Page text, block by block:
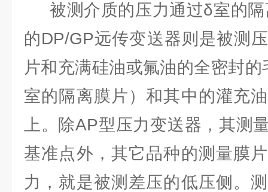
被测介质的压力通过δ室的隔
的DP/GP远传变送器则是被测
片和充满硅油或氟油的全密封
室的隔离膜片）和其中的灌充
上。除AP型压力变送器，其测
基准点外，其它品种的测量膜
力，就是被测差压的低压侧。